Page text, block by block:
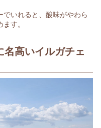
いれると、酸味がやわら
す。
名高いイルガチェ